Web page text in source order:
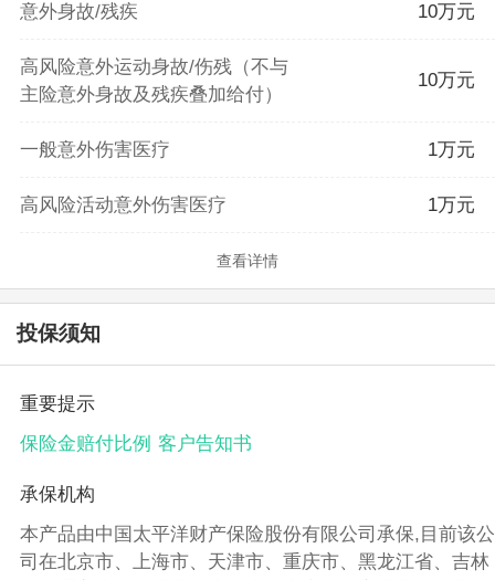
意外身故/残疾 10万元
高风险意外运动身故/伤残（不与
主险意外身故及残疾叠加给付）
10万元
一般意外伤害医疗 1万元
高风险活动意外伤害医疗 1万元
查看详情
投保须知
重要提示
保险金赔付比例 客户告知书
承保机构
本产品由中国太平洋财产保险股份有限公司承保,目前该公
司在北京市、上海市、天津市、重庆市、黑龙江省、吉林